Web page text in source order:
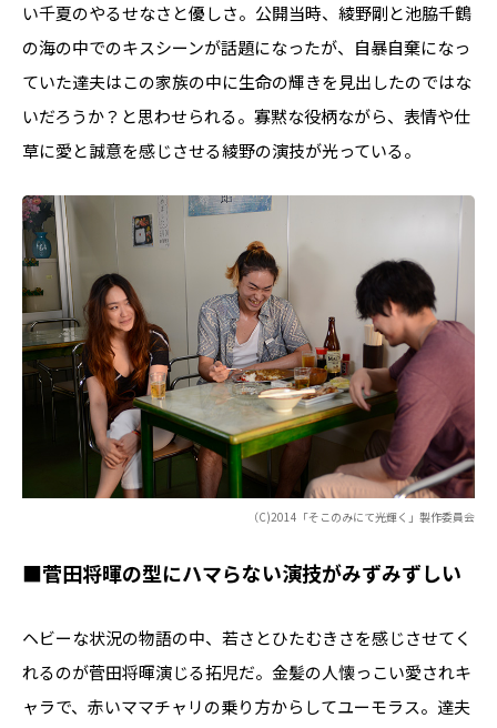
い千夏のやるせなさと優しさ。公開当時、綾野剛と池脇千鶴
の海の中でのキスシーンが話題になったが、自暴自棄になっ
ていた達夫はこの家族の中に生命の輝きを見出したのではな
いだろうか？と思わせられる。寡黙な役柄ながら、表情や仕
草に愛と誠意を感じさせる綾野の演技が光っている。
（C)2014「そこのみにて光輝く」製作委員会
■菅田将暉の型にハマらない演技がみずみずしい
ヘビーな状況の物語の中、若さとひたむきさを感じさせてく
れるのが菅田将暉演じる拓児だ。金髪の人懐っこい愛されキ
ャラで、赤いママチャリの乗り方からしてユーモラス。達夫